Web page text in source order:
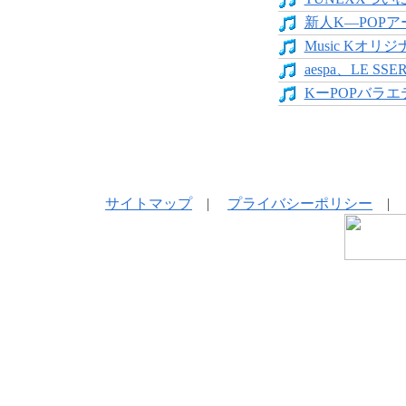
新人K―POPア
Music Kオリジ
aespa、LE
KーPOPバラエ
サイトマップ| プライバシーポリシー